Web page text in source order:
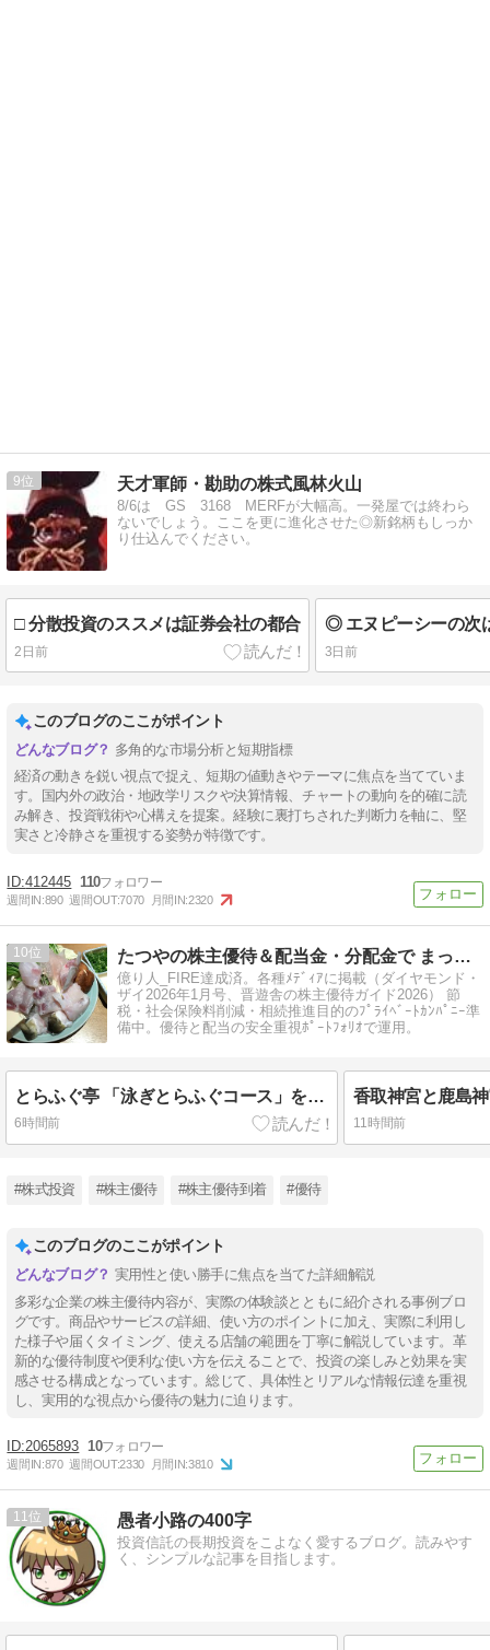
9 天才軍師・勘助の株式風林火山
8/6は GS 3168 MERFが大幅高。一発屋では終わら
ないでしょう。ここを更に進化させた◎新銘柄もしっか
り仕込んでください。
□ 分散投資のススメは証券会社の都合
2日前 3日前
このブログのここがポイント
多角的な市場分析と短期指標
経済の動きを鋭い視点で捉え、短期の値動きやテーマに焦点を当てていま
す。国内外の政治・地政学リスクや決算情報、チャートの動向を的確に読
み解き、投資戦術や心構えを提案。経験に裏打ちされた判断力を軸に、堅
実さと冷静さを重視する姿勢が特徴です。
412445 110
週間IN:890 週間OUT:7070 月間IN:2320
10 たつやの株主優待＆配当金・分配金で まったりライフ！
億り人_FIRE達成済。各種ﾒﾃﾞｨｱに掲載（ダイヤモンド・
ザイ2026年1月号、晋遊舎の株主優待ガイド2026） 節
税・社会保険料削減・相続推進目的のﾌﾟﾗｲﾍﾞｰﾄｶﾝﾊﾟﾆｰ準
備中。優待と配当の安全重視ﾎﾟｰﾄﾌｫﾘｵで運用。
とらふぐ亭 「泳ぎとらふぐコース」を実食レポ【2026最新】｜コースの内容・味・満足度を徹底解説
6時間前 11時間前
#株式投資 #株主優待 #株主優待到着 #優待
このブログのここがポイント
実用性と使い勝手に焦点を当てた詳細解説
多彩な企業の株主優待内容が、実際の体験談とともに紹介される事例ブロ
グです。商品やサービスの詳細、使い方のポイントに加え、実際に利用し
た様子や届くタイミング、使える店舗の範囲を丁寧に解説しています。革
新的な優待制度や便利な使い方を伝えることで、投資の楽しみと効果を実
感させる構成となっています。総じて、具体性とリアルな情報伝達を重視
し、実用的な視点から優待の魅力に迫ります。
2065893 10
週間IN:870 週間OUT:2330 月間IN:3810
11 愚者小路の400字
投資信託の長期投資をこよなく愛するブログ。読みやす
く、シンプルな記事を目指します。